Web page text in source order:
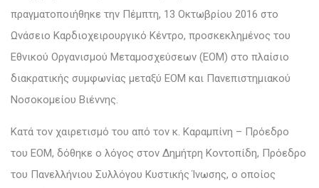
πραγματοποιήθηκε την Πέμπτη, 13 Οκτωβρίου 2016 στο
Ωνάσειο Καρδιοχειρουργικό Κέντρο, προσκεκλημένος του
Εθνικού Οργανισμού Μεταμοσχεύσεων (ΕΟΜ) στο πλαίσιο
διακρατικής συμφωνίας μεταξύ ΕΟΜ και Πανεπιστημιακού
Νοσοκομείου Βιέννης.
Κατά τον χαιρετισμό του από τον κ. Καραμπίνη – Πρόεδρο
του ΕΟΜ, δόθηκε ο λόγος στον Δημήτρη Κοντοπίδη, Πρόεδρο
του Πανελλήνιου Συλλόγου Κυστικής Ίνωσης, ο οποίος